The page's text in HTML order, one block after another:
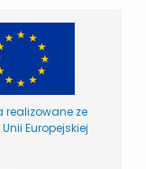
realizowane ze
Europejskiej